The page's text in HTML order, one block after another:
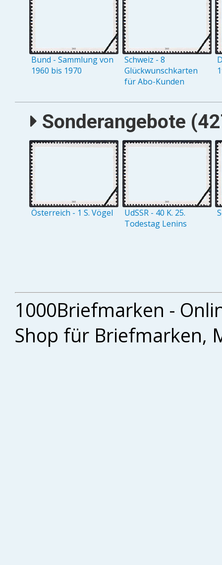
Bund - Sammlung von
1960 bis 1970
Schweiz - 8
Glückwunschkarten
für Abo-Kunden
Sonderangebote
Österreich - 1 S. Vögel
UdSSR - 40 K. 25.
Todestag Lenins
1000Briefmarken -
Shop für Briefmarken,